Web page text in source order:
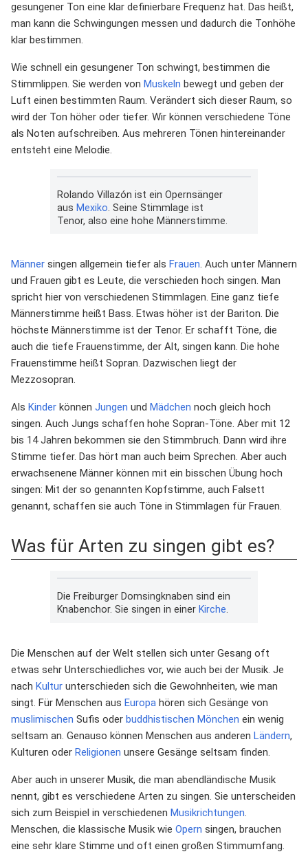
gesungener Ton eine klar definierbare Frequenz hat. Das heißt,
man kann die Schwingungen messen und dadurch die Tonhöhe
klar bestimmen.
Wie schnell ein gesungener Ton schwingt, bestimmen die
Stimmlippen. Sie werden von Muskeln bewegt und geben der
Luft einen bestimmten Raum. Verändert sich dieser Raum, so
wird der Ton höher oder tiefer. Wir können verschiedene Töne
als Noten aufschreiben. Aus mehreren Tönen hintereinander
entsteht eine Melodie.
Rolando Villazón ist ein Opernsänger
aus Mexiko . Seine Stimmlage ist
Tenor, also eine hohe Männerstimme.
Männer singen allgemein tiefer als Frauen. Auch unter Männern
und Frauen gibt es Leute, die verschieden hoch singen. Man
spricht hier von verschiedenen Stimmlagen. Eine ganz tiefe
Männerstimme heißt Bass. Etwas höher ist der Bariton. Die
höchste Männerstimme ist der Tenor. Er schafft Töne, die
auch die tiefe Frauenstimme, der Alt, singen kann. Die hohe
Frauenstimme heißt Sopran. Dazwischen liegt der
Mezzosopran.
Als Kinder können Jungen und Mädchen noch gleich hoch
singen. Auch Jungs schaffen hohe Sopran-Töne. Aber mit 12
bis 14 Jahren bekommen sie den Stimmbruch. Dann wird ihre
Stimme tiefer. Das hört man auch beim Sprechen. Aber auch
erwachsenene Männer können mit ein bisschen Übung hoch
singen: Mit der so genannten Kopfstimme, auch Falsett
genannt, schaffen sie auch Töne in Stimmlagen für Frauen.
Was für Arten zu singen gibt es?
Die Freiburger Domsingknaben sind ein
Knabenchor. Sie singen in einer Kirche
Die Menschen auf der Welt stellen sich unter Gesang oft
etwas sehr Unterschiedliches vor, wie auch bei der Musik. Je
nach Kultur unterschieden sich die Gewohnheiten, wie man
singt. Für Menschen aus Europa hören sich Gesänge von
muslimischen Sufis oder buddhistischen Mönchen ein wenig
seltsam an. Genauso können Menschen aus anderen Ländern,
Kulturen oder Religionen unsere Gesänge seltsam finden.
Aber auch in unserer Musik, die man abendländische Musik
nennt, gibt es verschiedene Arten zu singen. Sie unterscheiden
sich zum Beispiel in verschiedenen Musikrichtungen
Menschen, die klassische Musik wie Opern singen, brauchen
eine sehr klare Stimme und oft einen großen Stimmumfang.